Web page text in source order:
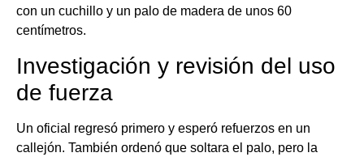
con un cuchillo y un palo de madera de unos 60
centímetros.
Investigación y revisión del uso
de fuerza
Un oficial regresó primero y esperó refuerzos en un
callejón. También ordenó que soltara el palo, pero la